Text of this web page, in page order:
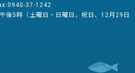
37-1242
後5時（土曜日・日曜日、祝日、12月29日